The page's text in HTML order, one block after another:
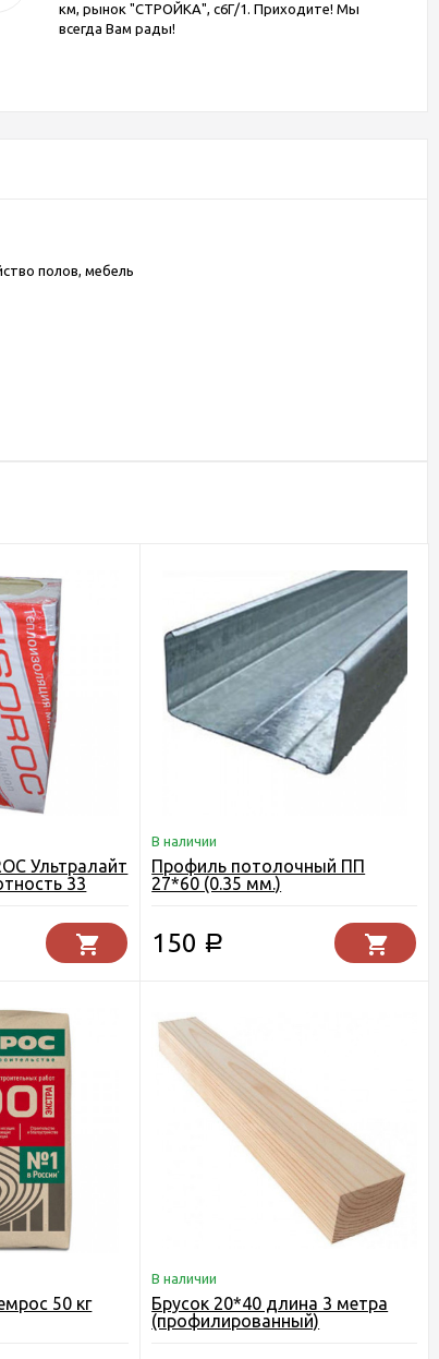
км, рынок "СТРОЙКА", с6Г/1. Приходите! Мы
всегда Вам рады!
полов, мебель
Ультралайт
33
В наличии
Профиль потолочный ПП
27*60 (0.35 мм.)
150 Р
50 кг
В наличии
Брусок 20*40 длина 3 метра
(профилированный)